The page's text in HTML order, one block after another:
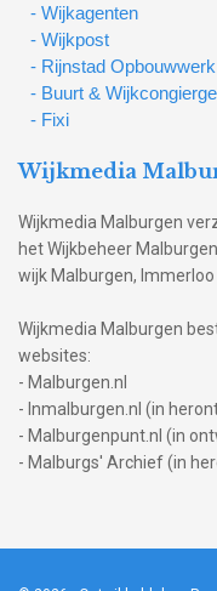
- Wijkagenten
- Wijkpost
- Rijnstad Opbouwwerk
- Buurt &
- Fixi
Wijkmedia
Wijkmedia Malburgen
het Wijkbeheer
wijk Malburgen, Immerloo
Wijkmedia Malburgen
websites:
- Malburgen.nl
- Inmalburgen.nl (in
- Malburgenpunt.nl (in
- Malburgs' Archief (in